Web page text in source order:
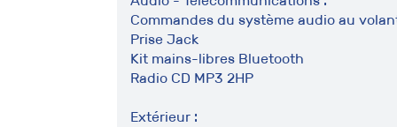
Commandes du système audio au
Prise Jack
Kit mains-libres Bluetooth
Radio CD MP3 2HP
Extérieur :